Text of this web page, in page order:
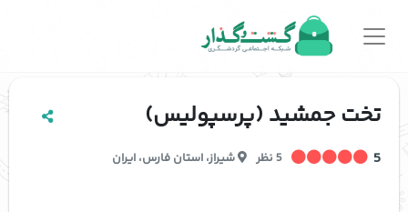
تخت جمشید (پرسپولیس)
5 5 نظر شیراز، استان فارس، ایران